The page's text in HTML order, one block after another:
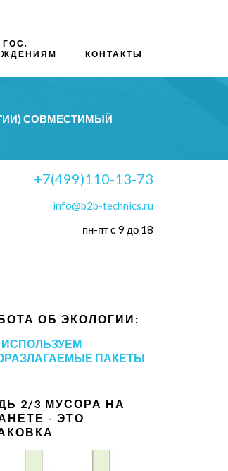
ГОС.
КОНТАКТЫ
СОВМЕСТИМЫЙ
+7(499)110-13-73
info@b2b-technics.ru
пн-пт с 9 до 18
ОБ ЭКОЛОГИИ:
ПАКЕТЫ
2/3 МУСОРА НА
- ЭТО